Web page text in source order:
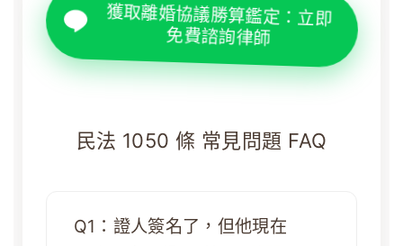
獲取離婚協議勝算鑑定：立即
免費諮詢律師
民法 1050 條 常見問題 FAQ
Q1：證人簽名了，但他現在